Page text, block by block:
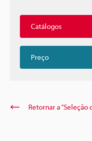
Catálogos
Preço
Retornar a